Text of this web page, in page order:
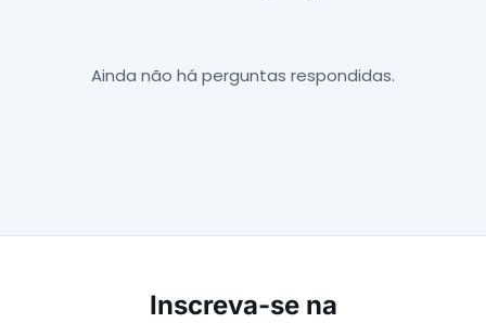
Ainda não há perguntas respondidas.
Inscreva-se na